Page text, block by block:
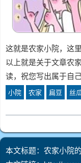
这就是农家小院，这
以上就是关于文章农
读，祝您写出属于自己
小院 农家 扁豆 丝
本文标题：农家小院